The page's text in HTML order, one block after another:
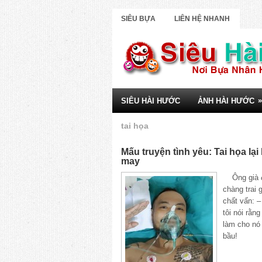
SIÊU BỰA LIÊN HỆ NHANH
SIÊU HÀI HƯỚC ẢNH HÀI HƯỚC »
tai họa
Mấu truyện tình yêu: Tai họa lại
may
Ông già
chàng trai
chất vấn:
tôi nói rằng
làm cho
bầu!